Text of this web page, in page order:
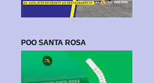
POO SANTA ROSA